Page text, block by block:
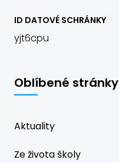
ID DATOVÉ SCHRÁNKY
yjt6cpu
Oblíbené stránky
Aktuality
Ze života školy